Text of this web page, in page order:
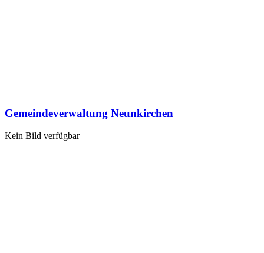
Gemeindeverwaltung Neunkirchen
Kein Bild verfügbar